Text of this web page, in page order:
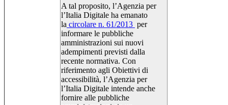
A tal proposito, l’Agenzia per
l’Italia Digitale ha emanato
la circolare n. 61/2013 per
informare le pubbliche
amministrazioni sui nuovi
adempimenti previsti dalla
recente normativa. Con
riferimento agli Obiettivi di
accessibilità, l’Agenzia per
l’Italia Digitale intende anche
fornire alle pubbliche